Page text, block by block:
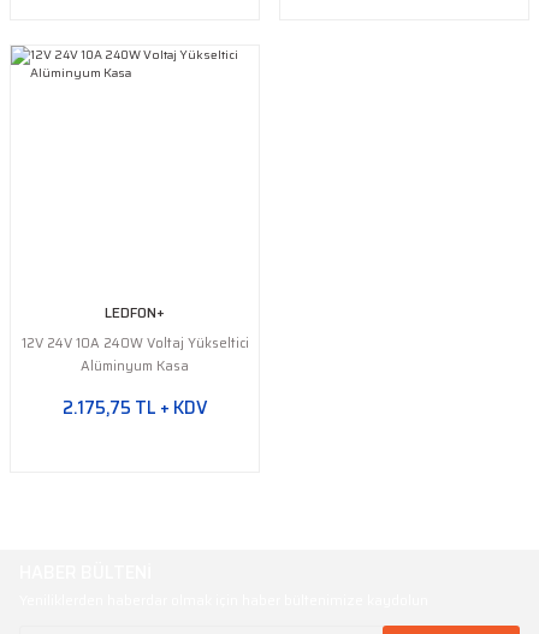
LEDFON+
12V 24V 10A 240W Voltaj Yükseltici
Alüminyum Kasa
2.175,75 TL + KDV